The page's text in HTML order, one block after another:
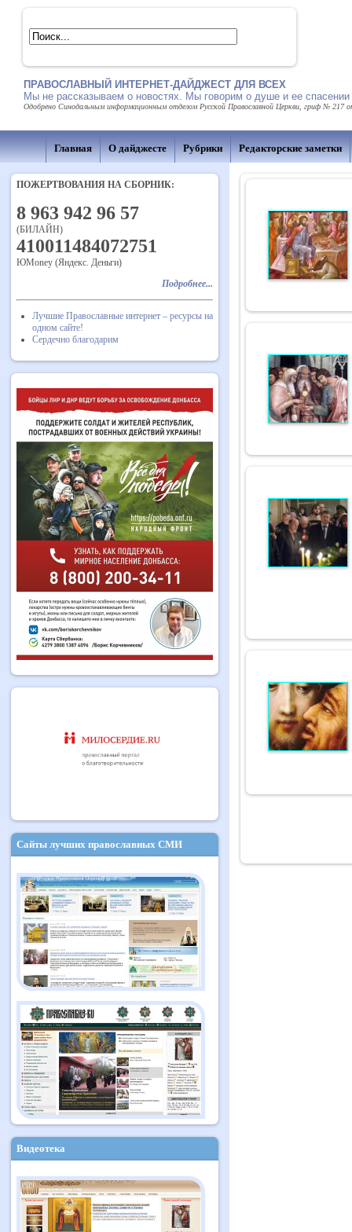
ПРАВОСЛАВНЫЙ ИНТЕРНЕТ-ДАЙДЖЕСТ ДЛЯ ВСЕХ
Мы не рассказываем о новостях. Мы говорим о душе и ее спасении
Одобрено Синодальным информационным отделом Русской Православной Церкви, гриф № 217
Главная О дайджесте Рубрики Редакторские заметки
ПОЖЕРТВОВАНИЯ НА СБОРНИК:
8 963 942 96 57
(БИЛАЙН)
410011484072751
ЮMoney (Яндекс. Деньги)
Подробнее...
Лучшие Православные интернет – ресурсы на
одном сайте!
Сердечно благодарим
Сайты лучших православных СМИ
Видеотека